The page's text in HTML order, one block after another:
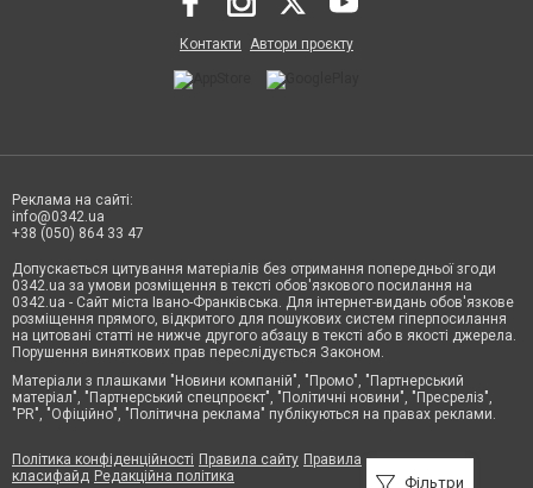
Фільтри
Контакти Автори проєкту
Реклама на сайті:
info@0342.ua
+38 (050) 864 33 47
Допускається цитування матеріалів без отримання попередньої згоди
0342.ua за умови розміщення в тексті обов'язкового посилання на
0342.ua - Сайт міста Івано-Франківська. Для інтернет-видань обов'язкове
розміщення прямого, відкритого для пошукових систем гіперпосилання
на цитовані статті не нижче другого абзацу в тексті або в якості джерела.
Порушення виняткових прав переслідується Законом.
Матеріали з плашками "Новини компаній", "Промо", "Партнерський
матеріал", "Партнерський спецпроєкт", "Політичні новини", "Пресреліз",
"PR", "Офіційно", "Політична реклама" публікуються на правах реклами.
Політика конфіденційності Правила сайту Правила
класифайд Редакційна політика